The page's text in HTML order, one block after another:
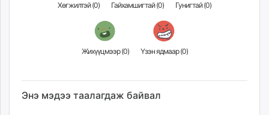
Хөгжилтэй (0) Гайхамшигтай (0) Гунигтай (0)
Жихүүцмээр (0) Үзэн ядмаар (0)
Энэ мэдээ таалагдаж байвал